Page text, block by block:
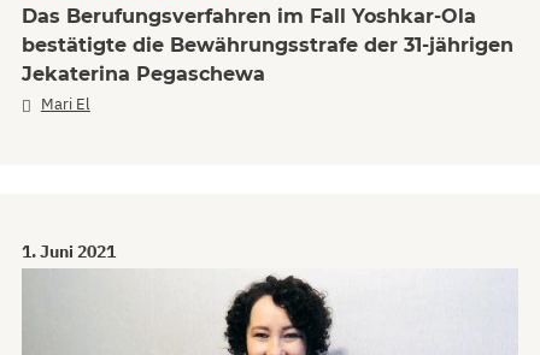
Das Berufungsverfahren im Fall Yoshkar-Ola
bestätigte die Bewährungsstrafe der 31-jährigen
Jekaterina Pegaschewa
Mari El
1. Juni 2021